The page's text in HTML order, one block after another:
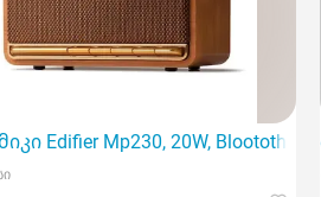
გადაწყვეტასა და
Edifier Mp230, 20W, Bloototh,